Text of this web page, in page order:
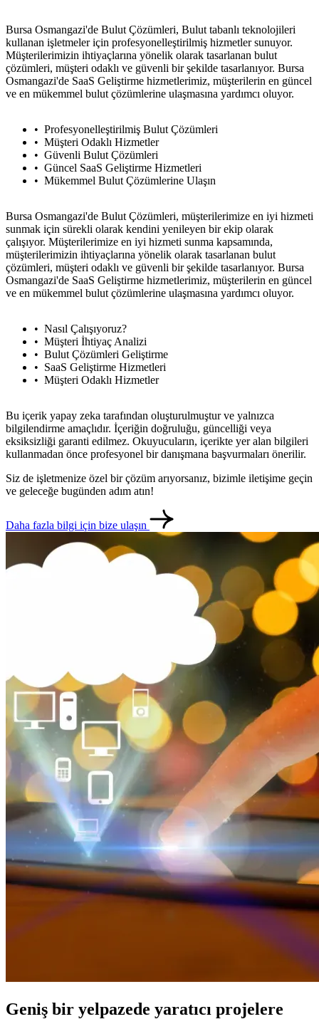
İletişim English
Bursa Osmangazi'de Bulut Çözümleri, Bulut tabanlı teknolojileri
kullanan işletmeler için profesyonelleştirilmiş hizmetler sunuyor.
Müşterilerimizin ihtiyaçlarına yönelik olarak tasarlanan bulut
çözümleri, müşteri odaklı ve güvenli bir şekilde tasarlanıyor. Bursa
Osmangazi'de SaaS Geliştirme hizmetlerimiz, müşterilerin en güncel
ve en mükemmel bulut çözümlerine ulaşmasına yardımcı oluyor.
Profesyonelleştirilmiş Bulut Çözümleri
Müşteri Odaklı Hizmetler
Güvenli Bulut Çözümleri
Güncel SaaS Geliştirme Hizmetleri
Mükemmel Bulut Çözümlerine Ulaşın
Bursa Osmangazi'de Bulut Çözümleri, müşterilerimize en iyi hizmeti
sunmak için sürekli olarak kendini yenileyen bir ekip olarak
çalışıyor. Müşterilerimize en iyi hizmeti sunma kapsamında,
müşterilerimizin ihtiyaçlarına yönelik olarak tasarlanan bulut
çözümleri, müşteri odaklı ve güvenli bir şekilde tasarlanıyor. Bursa
Osmangazi'de SaaS Geliştirme hizmetlerimiz, müşterilerin en güncel
ve en mükemmel bulut çözümlerine ulaşmasına yardımcı oluyor.
Nasıl Çalışıyoruz?
Müşteri İhtiyaç Analizi
Bulut Çözümleri Geliştirme
SaaS Geliştirme Hizmetleri
Müşteri Odaklı Hizmetler
Bu içerik yapay zeka tarafından oluşturulmuştur ve yalnızca
bilgilendirme amaçlıdır. İçeriğin doğruluğu, güncelliği veya
eksiksizliği garanti edilmez. Okuyucuların, içerikte yer alan bilgileri
kullanmadan önce profesyonel bir danışmana başvurmaları önerilir.
Siz de işletmenize özel bir çözüm arıyorsanız, bizimle iletişime geçin
ve geleceğe bugünden adım atın!
Daha fazla bilgi için bize ulaşın
Geniş bir yelpazede yaratıcı projelere